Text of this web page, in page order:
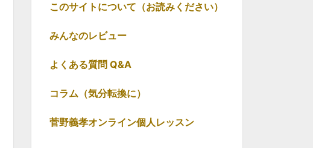
06:54
🎥お試し動画④ 🎥コードメモ帳紹介
このサイトについて（お読みください）
みんなのレビュー
よくある質問 Q&A
コラム（気分転換に）
菅野義孝オンライン個人レッスン